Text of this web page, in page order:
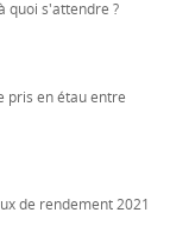
quoi s'attendre ?
pris en étau entre
de rendement 2021